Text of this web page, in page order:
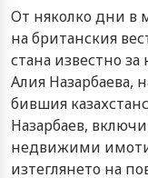
От няколко дни в
на британския
стана известно
Алия Назарбаева,
бившия
Назарбаев,
недвижими имоти.
изтеглянето на